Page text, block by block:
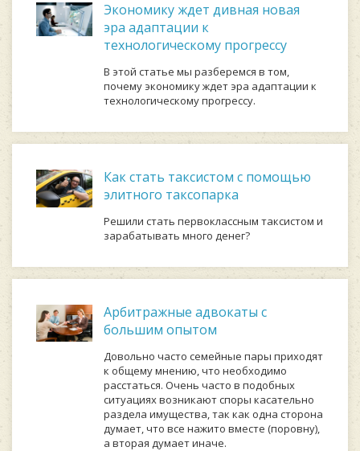
Экономику ждет дивная новая
эра адаптации к
технологическому прогрессу
В этой статье мы разберемся в том,
почему экономику ждет эра адаптации к
технологическому прогрессу.
Как стать таксистом с помощью
элитного таксопарка
Решили стать первоклассным таксистом и
зарабатывать много денег?
Арбитражные адвокаты с
большим опытом
Довольно часто семейные пары приходят
к общему мнению, что необходимо
расстаться. Очень часто в подобных
ситуациях возникают споры касательно
раздела имущества, так как одна сторона
думает, что все нажито вместе (поровну),
а вторая думает иначе.